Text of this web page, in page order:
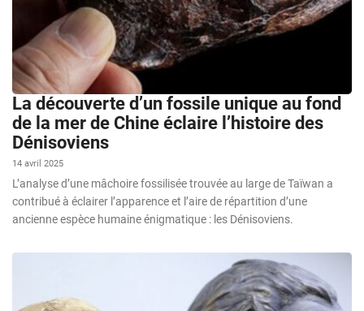
La découverte d’un fossile unique au fond
de la mer de Chine éclaire l’histoire des
Dénisoviens
14 avril 2025
L’analyse d’une mâchoire fossilisée trouvée au large de Taïwan a
contribué à éclairer l’apparence et l’aire de répartition d’une
ancienne espèce humaine énigmatique : les Dénisoviens.